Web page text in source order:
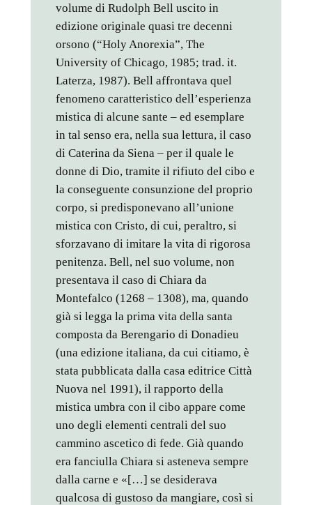
volume di Rudolph Bell uscito in
edizione originale quasi tre decenni
orsono (“Holy Anorexia”, The
University of Chicago, 1985; trad. it.
Laterza, 1987). Bell affrontava quel
fenomeno caratteristico dell’esperienza
mistica di alcune sante – ed esemplare
in tal senso era, nella sua lettura, il caso
di Caterina da Siena – per il quale le
donne di Dio, tramite il rifiuto del cibo e
la conseguente consunzione del proprio
corpo, si predisponevano all’unione
mistica con Cristo, di cui, peraltro, si
sforzavano di imitare la vita di rigorosa
penitenza. Bell, nel suo volume, non
presentava il caso di Chiara da
Montefalco (1268 – 1308), ma, quando
già si legga la prima vita della santa
composta da Berengario di Donadieu
(una edizione italiana, da cui citiamo, è
stata pubblicata dalla casa editrice Città
Nuova nel 1991), il rapporto della
mistica umbra con il cibo appare come
uno degli elementi centrali del suo
cammino ascetico di fede. Già quando
era fanciulla Chiara si asteneva sempre
dalla carne e «[…] se desiderava
qualcosa di gustoso da mangiare, così si